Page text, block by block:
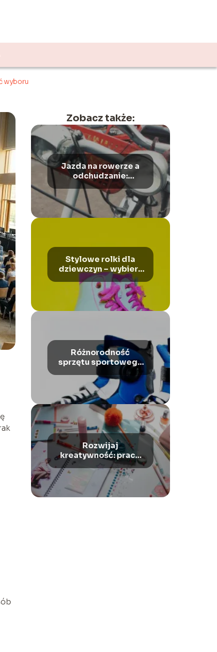
wyboru
Zobacz także:
Jazda na rowerze a
odchudzanie:
skuteczne ćwiczenie
dla zdrowia
Stylowe rolki dla
dziewczyn – wybierz
idealny model
Różnorodność
sprzętu sportowego
– jakie są rodzaje
rolek
Rozwijaj
kreatywność: prace
plastyczne z rolek
papieru